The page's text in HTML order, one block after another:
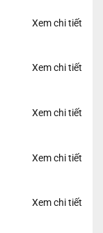
Xem chi tiết
Xem chi tiết
Xem chi tiết
Xem chi tiết
Xem chi tiết